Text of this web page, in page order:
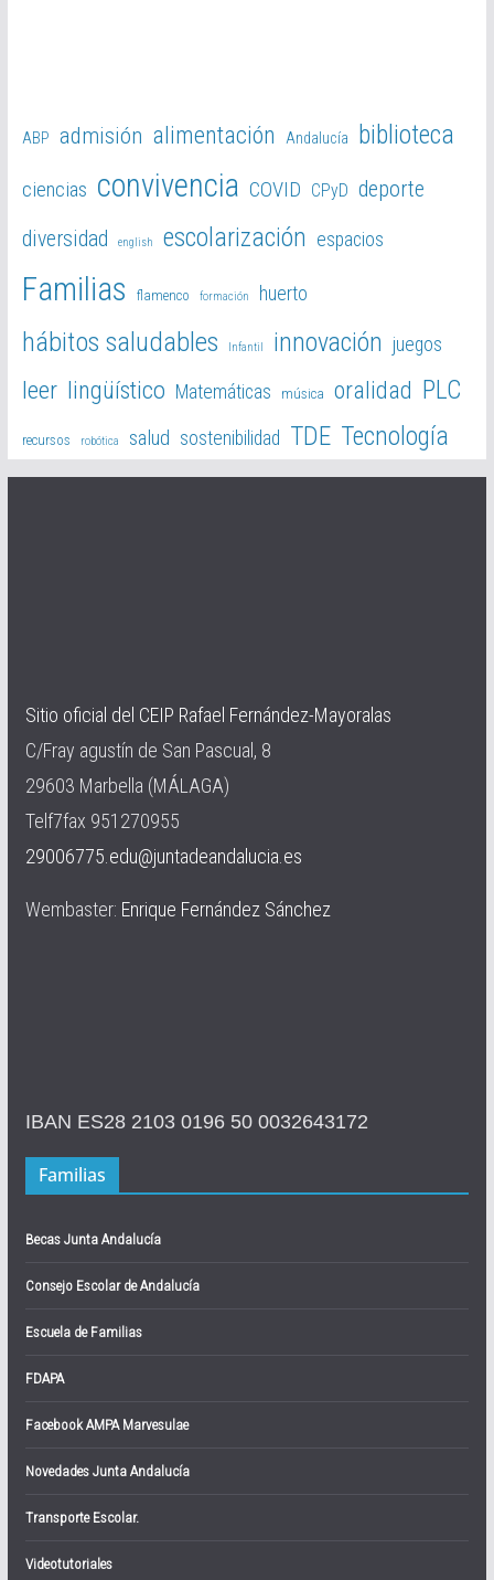
ABP admisión alimentación Andalucía biblioteca
ciencias convivencia COVID CPyD deporte
diversidad english escolarización espacios
Familias flamenco formación huerto
hábitos saludables Infantil innovación juegos
leer lingüístico Matemáticas música oralidad PLC
recursos robótica salud sostenibilidad TDE Tecnología
Sitio oficial del CEIP Rafael Fernández-Mayoralas
C/Fray agustín de San Pascual, 8
29603 Marbella (MÁLAGA)
Telf7fax 951270955
29006775.edu@juntadeandalucia.es
Wembaster: Enrique Fernández Sánchez
IBAN ES28 2103 0196 50 0032643172
Familias
Becas Junta Andalucía
Consejo Escolar de Andalucía
Escuela de Familias
FDAPA
Facebook AMPA Marvesulae
Novedades Junta Andalucía
Transporte Escolar.
Videotutoriales